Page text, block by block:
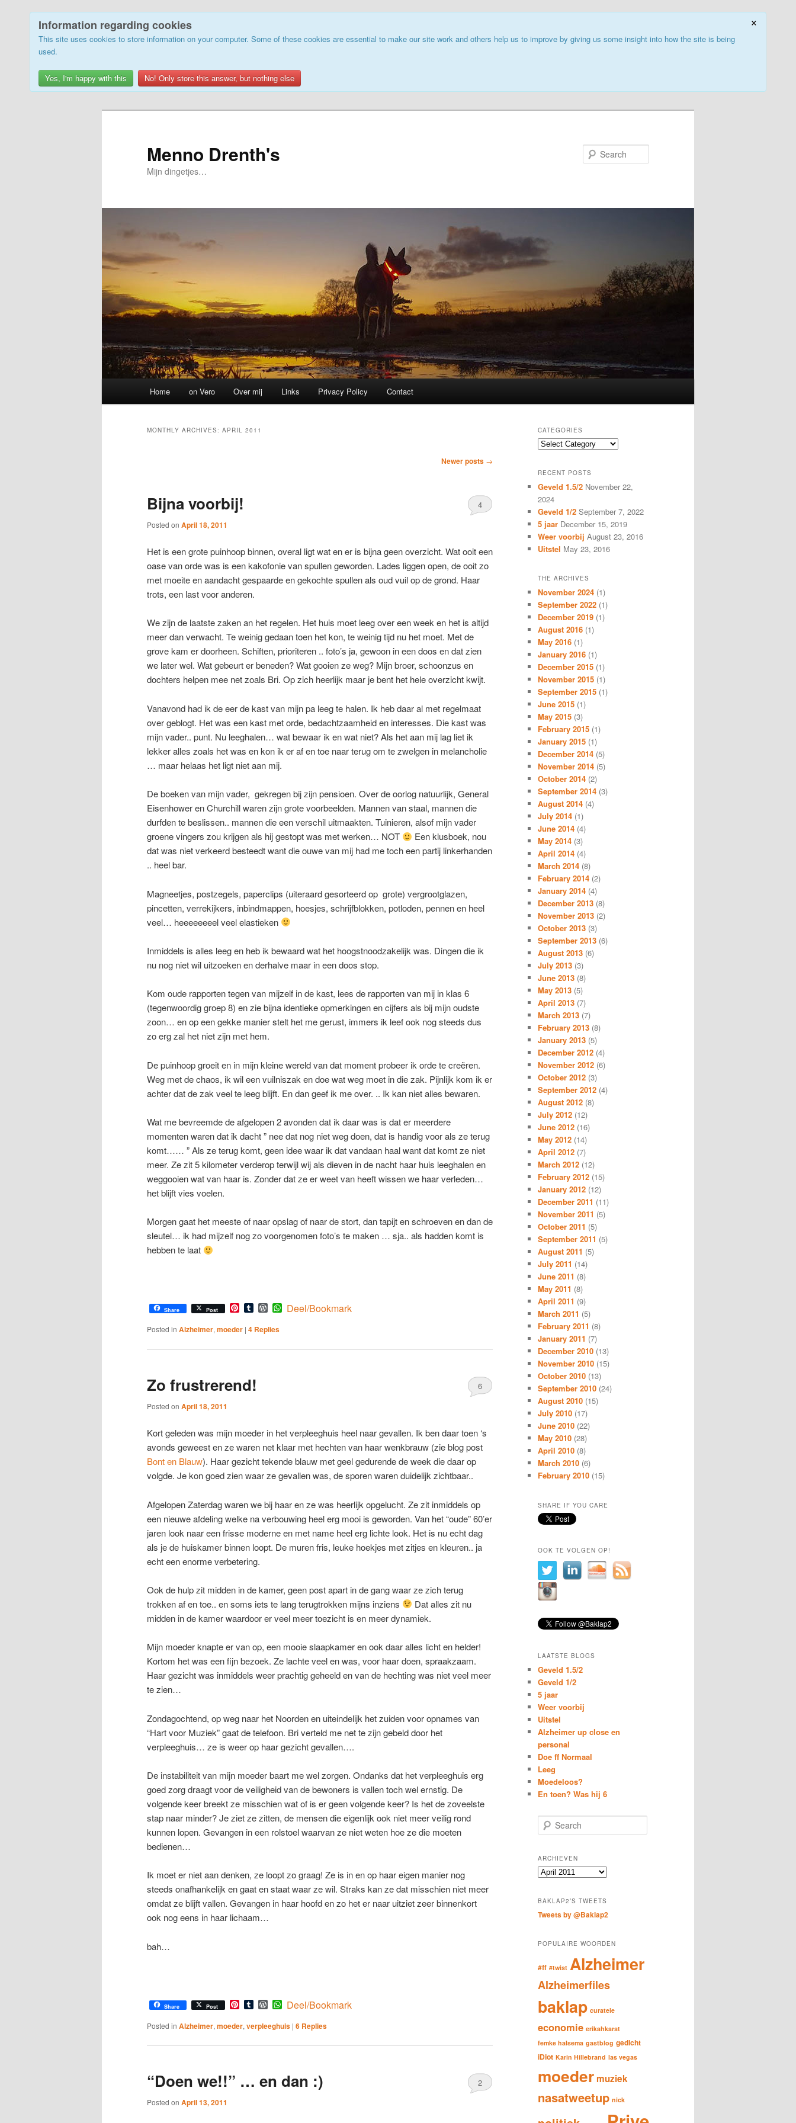
×
Information regarding cookies
This site uses cookies to store information on your computer. Some of these cookies are essential to make our site work and others help us to improve by giving us some insight into how the site is being
used.
Yes, I'm happy with this No! Only store this answer, but nothing else
Menno Drenth's
Mijn dingetjes…
Home on Vero Over mij Links Privacy Policy Contact
MONTHLY ARCHIVES: APRIL 2011
Newer posts →
Bijna voorbij!
Posted on April 18, 2011
4
Het is een grote puinhoop binnen, overal ligt wat en er is bijna geen overzicht. Wat ooit een
oase van orde was is een kakofonie van spullen geworden. Lades liggen open, de ooit zo
met moeite en aandacht gespaarde en gekochte spullen als oud vuil op de grond. Haar
trots, een last voor anderen.
We zijn de laatste zaken an het regelen. Het huis moet leeg over een week en het is altijd
meer dan verwacht. Te weinig gedaan toen het kon, te weinig tijd nu het moet. Met de
grove kam er doorheen. Schiften, prioriteren .. foto’s ja, gewoon in een doos en dat zien
we later wel. Wat gebeurt er beneden? Wat gooien ze weg? Mijn broer, schoonzus en
dochters helpen mee net zoals Bri. Op zich heerlijk maar je bent het hele overzicht kwijt.
Vanavond had ik de eer de kast van mijn pa leeg te halen. Ik heb daar al met regelmaat
over geblogt. Het was een kast met orde, bedachtzaamheid en interesses. Die kast was
mijn vader.. punt. Nu leeghalen… wat bewaar ik en wat niet? Als het aan mij lag liet ik
lekker alles zoals het was en kon ik er af en toe naar terug om te zwelgen in melancholie
… maar helaas het ligt niet aan mij.
De boeken van mijn vader, gekregen bij zijn pensioen. Over de oorlog natuurlijk, General
Eisenhower en Churchill waren zijn grote voorbeelden. Mannen van staal, mannen die
durfden te beslissen.. mannen die een verschil uitmaakten. Tuinieren, alsof mijn vader
groene vingers zou krijgen als hij gestopt was met werken… NOT
Een klusboek, nou
dat was niet verkeerd besteedt want die ouwe van mij had me toch een partij linkerhanden
.. heel bar.
Magneetjes, postzegels, paperclips (uiteraard gesorteerd op grote) vergrootglazen,
pincetten, verrekijkers, inbindmappen, hoesjes, schrijfblokken, potloden, pennen en heel
veel… heeeeeeeel veel elastieken
Inmiddels is alles leeg en heb ik bewaard wat het hoogstnoodzakelijk was. Dingen die ik
nu nog niet wil uitzoeken en derhalve maar in een doos stop.
Kom oude rapporten tegen van mijzelf in de kast, lees de rapporten van mij in klas 6
(tegenwoordig groep 8) en zie bijna identieke opmerkingen en cijfers als bij mijn oudste
zoon… en op een gekke manier stelt het me gerust, immers ik leef ook nog steeds dus
zo erg zal het niet zijn met hem.
De puinhoop groeit en in mijn kleine wereld van dat moment probeer ik orde te creëren.
Weg met de chaos, ik wil een vuilniszak en doe wat weg moet in die zak. Pijnlijk kom ik er
achter dat de zak veel te leeg blijft. En dan geef ik me over. .. Ik kan niet alles bewaren.
Wat me bevreemde de afgelopen 2 avonden dat ik daar was is dat er meerdere
momenten waren dat ik dacht ” nee dat nog niet weg doen, dat is handig voor als ze terug
komt…… ” Als ze terug komt, geen idee waar ik dat vandaan haal want dat komt ze niet
meer. Ze zit 5 kilometer verderop terwijl wij als dieven in de nacht haar huis leeghalen en
weggooien wat van haar is. Zonder dat ze er weet van heeft wissen we haar verleden…
het blijft vies voelen.
Morgen gaat het meeste of naar opslag of naar de stort, dan tapijt en schroeven en dan de
sleutel… ik had mijzelf nog zo voorgenomen foto’s te maken … sja.. als hadden komt is
hebben te laat
Share Post Pinterest
TumblrWordPress
WhatsApp
Deel/Bookmark
Posted in Alzheimer, moeder | 4 Replies
Zo frustrerend!
Posted on April 18, 2011
6
Kort geleden was mijn moeder in het verpleeghuis heel naar gevallen. Ik ben daar toen ‘s
avonds geweest en ze waren net klaar met hechten van haar wenkbrauw (zie blog post
Bont en Blauw). Haar gezicht tekende blauw met geel gedurende de week die daar op
volgde. Je kon goed zien waar ze gevallen was, de sporen waren duidelijk zichtbaar..
Afgelopen Zaterdag waren we bij haar en ze was heerlijk opgelucht. Ze zit inmiddels op
een nieuwe afdeling welke na verbouwing heel erg mooi is geworden. Van het “oude” 60’er
jaren look naar een frisse moderne en met name heel erg lichte look. Het is nu echt dag
als je de huiskamer binnen loopt. De muren fris, leuke hoekjes met zitjes en kleuren.. ja
echt een enorme verbetering.
Ook de hulp zit midden in de kamer, geen post apart in de gang waar ze zich terug
trokken af en toe.. en soms iets te lang terugtrokken mijns inziens
Dat alles zit nu
midden in de kamer waardoor er veel meer toezicht is en meer dynamiek.
Mijn moeder knapte er van op, een mooie slaapkamer en ook daar alles licht en helder!
Kortom het was een fijn bezoek. Ze lachte veel en was, voor haar doen, spraakzaam.
Haar gezicht was inmiddels weer prachtig geheeld en van de hechting was niet veel meer
te zien…
Zondagochtend, op weg naar het Noorden en uiteindelijk het zuiden voor opnames van
“Hart voor Muziek” gaat de telefoon. Bri verteld me net te zijn gebeld door het
verpleeghuis… ze is weer op haar gezicht gevallen….
De instabiliteit van mijn moeder baart me wel zorgen. Ondanks dat het verpleeghuis erg
goed zorg draagt voor de veiligheid van de bewoners is vallen toch wel ernstig. De
volgende keer breekt ze misschien wat of is er geen volgende keer? Is het de zoveelste
stap naar minder? Je ziet ze zitten, de mensen die eigenlijk ook niet meer veilig rond
kunnen lopen. Gevangen in een rolstoel waarvan ze niet weten hoe ze die moeten
bedienen…
Ik moet er niet aan denken, ze loopt zo graag! Ze is in en op haar eigen manier nog
steeds onafhankelijk en gaat en staat waar ze wil. Straks kan ze dat misschien niet meer
omdat ze blijft vallen. Gevangen in haar hoofd en zo het er naar uitziet zeer binnenkort
ook nog eens in haar lichaam…
bah…
Share Post Pinterest
TumblrWordPress
WhatsApp
Deel/Bookmark
Posted in Alzheimer, moeder, verpleeghuis | 6 Replies
“Doen we!!” … en dan :)
Posted on April 13, 2011
2
CATEGORIES
Categories
RECENT POSTS
Geveld 1.5/2 November 22,
2024
Geveld 1/2 September 7, 2022
5 jaar December 15, 2019
Weer voorbij August 23, 2016
Uitstel May 23, 2016
THE ARCHIVES
November 2024 (1)
September 2022 (1)
December 2019 (1)
August 2016 (1)
May 2016 (1)
January 2016 (1)
December 2015 (1)
November 2015 (1)
September 2015 (1)
June 2015 (1)
May 2015 (3)
February 2015 (1)
January 2015 (1)
December 2014 (5)
November 2014 (5)
October 2014 (2)
September 2014 (3)
August 2014 (4)
July 2014 (1)
June 2014 (4)
May 2014 (3)
April 2014 (4)
March 2014 (8)
February 2014 (2)
January 2014 (4)
December 2013 (8)
November 2013 (2)
October 2013 (3)
September 2013 (6)
August 2013 (6)
July 2013 (3)
June 2013 (8)
May 2013 (5)
April 2013 (7)
March 2013 (7)
February 2013 (8)
January 2013 (5)
December 2012 (4)
November 2012 (6)
October 2012 (3)
September 2012 (4)
August 2012 (8)
July 2012 (12)
June 2012 (16)
May 2012 (14)
April 2012 (7)
March 2012 (12)
February 2012 (15)
January 2012 (12)
December 2011 (11)
November 2011 (5)
October 2011 (5)
September 2011 (5)
August 2011 (5)
July 2011 (14)
June 2011 (8)
May 2011 (8)
April 2011 (9)
March 2011 (5)
February 2011 (8)
January 2011 (7)
December 2010 (13)
November 2010 (15)
October 2010 (13)
September 2010 (24)
August 2010 (15)
July 2010 (17)
June 2010 (22)
May 2010 (28)
April 2010 (8)
March 2010 (6)
February 2010 (15)
SHARE IF YOU CARE
OOK TE VOLGEN OP!
LAATSTE BLOGS
Geveld 1.5/2
Geveld 1/2
5 jaar
Weer voorbij
Uitstel
Alzheimer up close en
personal
Doe ff Normaal
Leeg
Moedeloos?
En toen? Was hij 6
e
r
c
h
ARCHIEVEN
Archieven
BAKLAP2’S TWEETS
Tweets by @Baklap2
POPULAIRE WOORDEN
#ff #twist Alzheimer
Alzheimerfiles
baklap curatele
economie erikahkarst
femke halsema gastblog gedicht
iDiot Karin Hillebrand las vegas
moeder muziek
nasatweetup nick